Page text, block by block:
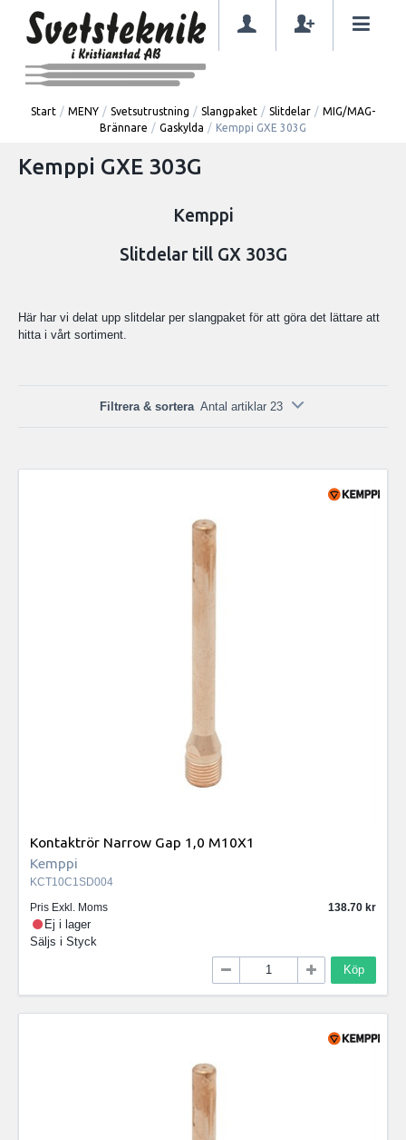
Start / MENY / Svetsutrustning / Slangpaket / Slitdelar / MIG/MAG-
Brännare / Gaskylda / Kemppi GXE 303G
Kemppi GXE 303G
Kemppi
Slitdelar till GX 303G
Här har vi delat upp slitdelar per slangpaket för att göra det lättare att
hitta i vårt sortiment.
Filtrera & sortera Antal artiklar 23
Kontaktrör Narrow Gap 1,0 M10X1
Kemppi
KCT10C1SD004
Pris Exkl. Moms
138.70
Ej i lager
Säljs i Styck
Köp